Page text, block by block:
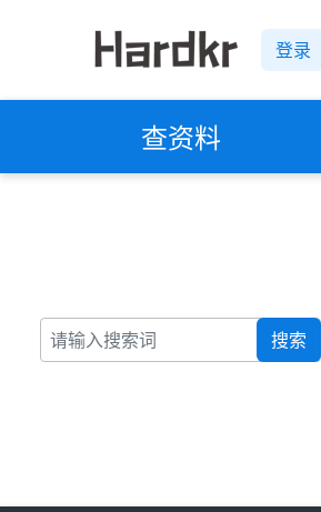
登录
查资料
搜索